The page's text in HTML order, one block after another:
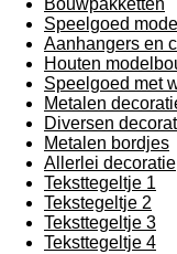
Bouwpakketten
Speelgoed
Aanhangers en
Houten
Speelgoed met
Metalen
Diversen
Metalen bordjes
Allerlei decoratie
Teksttegeltje 1
Tekstegeltje 2
Teksttegeltje 3
Teksttegeltje 4